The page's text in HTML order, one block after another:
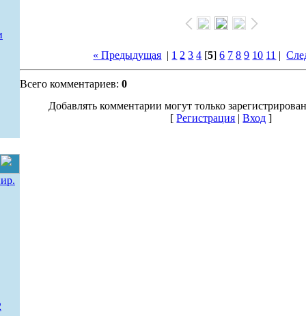
« Предыдущая | 1 2 3 4 [5]6 7 8 9 10 11 |
Всего комментариев: 0
Добавлять комментарии могут только
[Регистрация |Вход ]